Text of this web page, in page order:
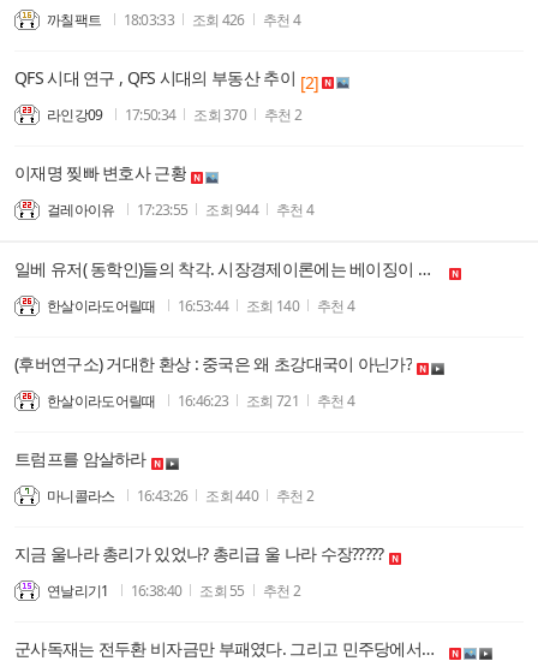
까칠팩트 18:03:33 조회 426 추천 4
QFS 시대 연구 , QFS 시대의 부동산 추이 [2]
라인강09 17:50:34 조회370 추천 2
이재명 찢빠 변호사 근황
걸레아이유 17:23:55 조회944 추천 4
일베 유저( 동학인)들의 착각. 시장경제이론에는 베이징이 없고 서방자유진영 로마문명이 있다!라고 하면, 기독교 비하 시작나옴. 중국경전의 전라도식 아니라 경상도식은 진리?
한살이라도어릴때 16:53:44 조회 140 추천 4
(후버연구소) 거대한 환상 : 중국은 왜 초강대국이 아닌가?
한살이라도어릴때 16:46:23 조회 721 추천 4
트럼프를 암살하라
마니콜라스 16:43:26 조회440 추천 2
지금 울나라 총리가 있었나? 총리급 울 나라 수장?????
연날리기1 16:38:40 조회 55 추천 2
군사독재는 전두환 비자금만 부패였다. 그리고 민주당에서는 집단성역! (원불교 김무성, 조갑제, 조선일보가 장동혁을 싫어하는 이유. 보수층의 시스템 반대를 피하려)